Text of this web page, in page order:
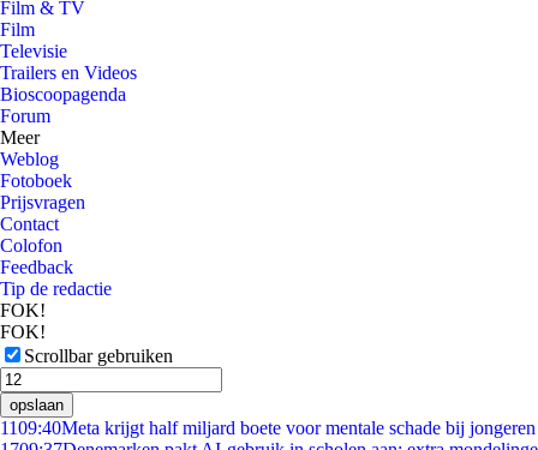
Film & TV
Film
Televisie
Trailers en Videos
Bioscoopagenda
Forum
Meer
Weblog
Fotoboek
Prijsvragen
Contact
Colofon
Feedback
Tip de redactie
FOK!
FOK!
Scrollbar gebruiken
opslaan
1109:40Meta krijgt half miljard boete voor mentale schade bij jongeren